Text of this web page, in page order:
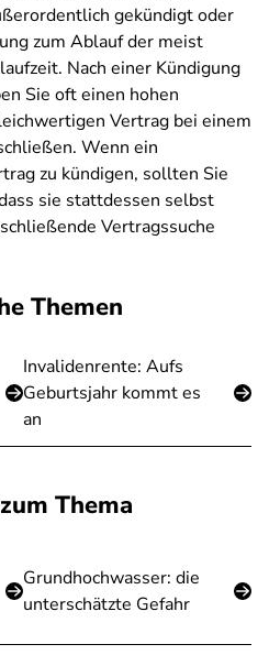
gekündigt oder
zum Ablauf der meist
Nach einer Kündigung
Sie oft einen hohen
Vertrag bei einem
Wenn ein
zu kündigen, sollten Sie
sie stattdessen selbst
Vertragssuche
Themen
Invalidenrente: Aufs
Geburtsjahr kommt es
an
Thema
Grundhochwasser: die
unterschätzte Gefahr